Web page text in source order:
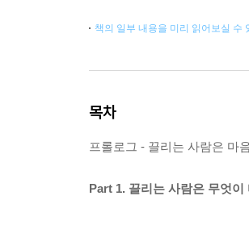
책의 일부 내용을 미리 읽어보실 수
목차
프롤로그 - 끌리는 사람은 마
Part 1. 끌리는 사람은 무엇이